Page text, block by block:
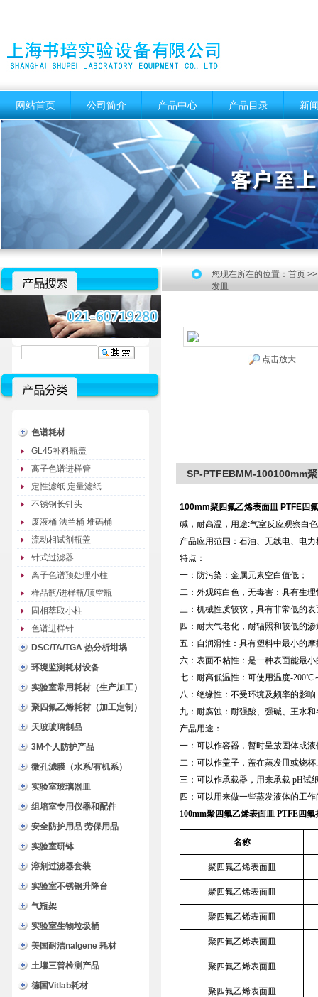
网站首页 公司简介 产品中心 产品目录 新
色谱耗材
GL45补料瓶盖
离子色谱进样管
定性滤纸 定量滤纸
不锈钢长针头
废液桶 法兰桶 堆码桶
流动相试剂瓶盖
针式过滤器
离子色谱预处理小柱
样品瓶/进样瓶/顶空瓶
固相萃取小柱
色谱进样针
DSC/TA/TGA 热分析坩埚
环境监测耗材设备
实验室常用耗材（生产加工）
聚四氟乙烯耗材（加工定制）
天玻玻璃制品
3M个人防护产品
微孔滤膜（水系/有机系）
实验室玻璃器皿
组培室专用仪器和配件
安全防护用品 劳保用品
实验室研钵
溶剂过滤器套装
实验室不锈钢升降台
气瓶架
实验室生物垃圾桶
美国耐洁nalgene 耗材
土壤三普检测产品
德国Vitlab耗材
您现在所在的位置： 首页
发皿
点击放大
SP-PTFEBMM-100100mm
100mm聚四氟乙烯表面皿 PTFE四
碱，耐高温，用途:气室反应观察白
产品应用范围：石油、无线电、电
特点：
一：防污染：金属元素空白值低；
二：外观纯白色，无毒害：具有生理
三：机械性质较软，具有非常低的表
四：耐大气老化，耐辐照和较低的
五：自润滑性：具有塑料中最小的摩
六：表面不粘性：是一种表面能最
七：耐高低温性：可使用温度-200℃
八：绝缘性：不受环境及频率的影
九：耐腐蚀：耐强酸、强碱、王水
产品用途：
一：可以作容器，暂时呈放固体或
二：可以作盖子，盖在蒸发皿或烧
三：可以作承载器，用来承载 pH试
四：可以用来做一些蒸发液体的工
100mm聚四氟乙烯表面皿 PTFE四氟
名称
聚四氟乙烯表面皿
聚四氟乙烯表面皿
聚四氟乙烯表面皿
聚四氟乙烯表面皿
聚四氟乙烯表面皿
聚四氟乙烯表面皿